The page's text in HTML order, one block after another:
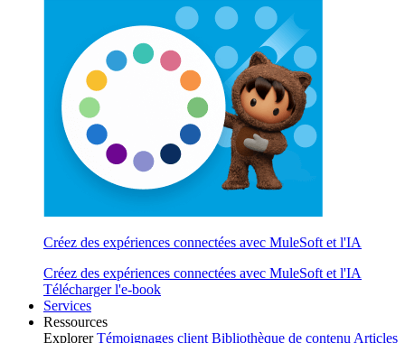
Créez des expériences connectées avec MuleSoft et l'IA
Créez des expériences connectées avec MuleSoft et l'IA
Télécharger l'e-book
Services
Ressources
Explorer Témoignages client Bibliothèque de contenu Articles